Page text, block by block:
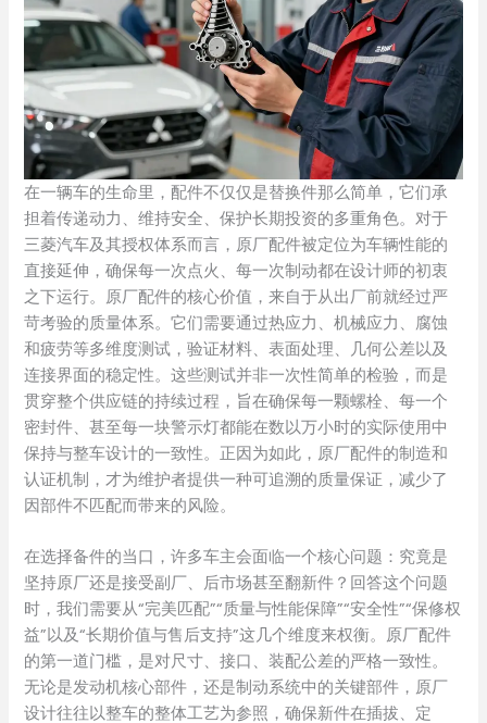
在一辆车的生命里，配件不仅仅是替换件那么简单，它们承
担着传递动力、维持安全、保护长期投资的多重角色。对于
三菱汽车及其授权体系而言，原厂配件被定位为车辆性能的
直接延伸，确保每一次点火、每一次制动都在设计师的初衷
之下运行。原厂配件的核心价值，来自于从出厂前就经过严
苛考验的质量体系。它们需要通过热应力、机械应力、腐蚀
和疲劳等多维度测试，验证材料、表面处理、几何公差以及
连接界面的稳定性。这些测试并非一次性简单的检验，而是
贯穿整个供应链的持续过程，旨在确保每一颗螺栓、每一个
密封件、甚至每一块警示灯都能在数以万小时的实际使用中
保持与整车设计的一致性。正因为如此，原厂配件的制造和
认证机制，才为维护者提供一种可追溯的质量保证，减少了
因部件不匹配而带来的风险。
在选择备件的当口，许多车主会面临一个核心问题：究竟是
坚持原厂还是接受副厂、后市场甚至翻新件？回答这个问题
时，我们需要从“完美匹配”“质量与性能保障”“安全性”“保修权
益”以及“长期价值与售后支持”这几个维度来权衡。原厂配件
的第一道门槛，是对尺寸、接口、装配公差的严格一致性。
无论是发动机核心部件，还是制动系统中的关键部件，原厂
设计往往以整车的整体工艺为参照，确保新件在插拔、定